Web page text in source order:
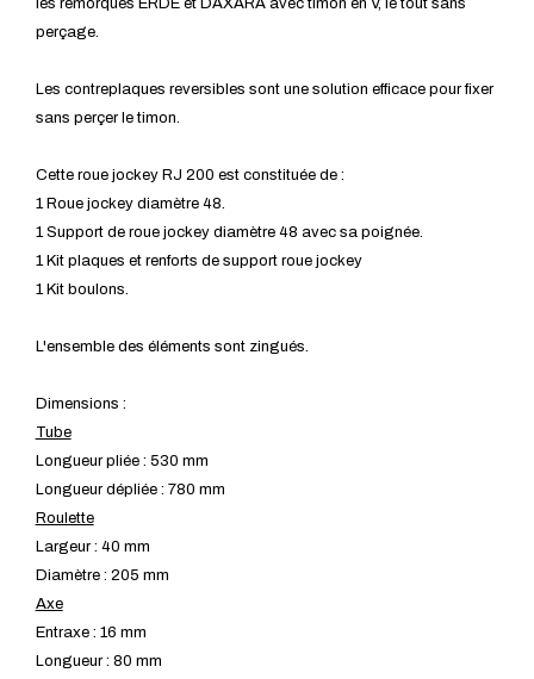
perçage.
Les contreplaques reversibles sont une solution efficace pour fixer
sans perçer le timon.
Cette roue jockey RJ 200 est constituée de :
1 Roue jockey diamètre 48.
1 Support de roue jockey diamètre 48 avec sa poignée.
1 Kit plaques et renforts de support roue jockey
1 Kit boulons.
L'ensemble des éléments sont zingués.
Dimensions :
Tube
Longueur pliée : 530 mm
Longueur dépliée : 780 mm
Roulette
Largeur : 40 mm
Diamètre : 205 mm
Axe
Entraxe : 16 mm
Longueur : 80 mm